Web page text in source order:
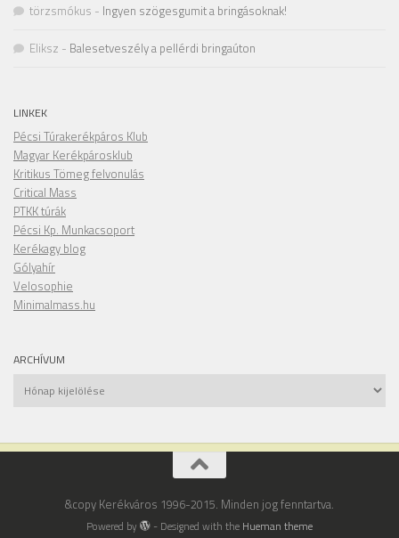
törzsmókus - Ingyen szögesgumit a bringásoknak!
Eliksz - Balesetveszély a pellérdi bringaúton
LINKEK
Pécsi Túrakerékpáros Klub
Magyar Kerékpárosklub
Kritikus Tömeg felvonulás
Critical Mass
PTKK túrák
Pécsi Kp. Munkacsoport
Kerékagy blog
Gólyahír
Velosophie
Minimalmass.hu
ARCHÍVUM
&copy Kerékváros 1996-2015. Minden jog fenntartva.
Powered by - Designed with the Hueman theme